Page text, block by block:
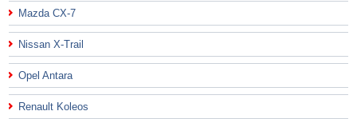
Mazda CX-7
Nissan X-Trail
Opel Antara
Renault Koleos